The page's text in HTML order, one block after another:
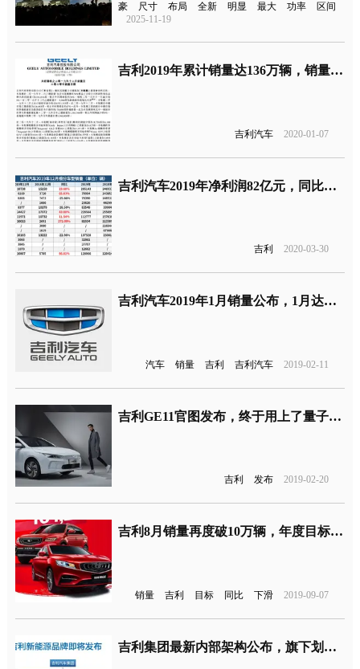
豪
尺寸 布局 全新 明显 最大 功率
区间
2025-11-19
吉利2019年累计销量达136万辆，销量目标得以完成
吉利汽车 2020-01-07
吉利汽车2019年净利润82亿元，同比下跌逾三成
吉利 2020-03-30
吉利汽车2019年1月销量公布，1月达到15.84万辆恢复正常水平
汽车 销量 吉利 吉利汽车 2019-02-11
吉利GE11官图发布，终于用上了量子银盾的全新车标
吉利 发布 2019-02-20
吉利8月销量再度破10万辆，年度目标仍难实现
销量 吉利 目标 同比 下滑 2019-09-07
吉利集团最新内部架构公布，旗下划分五大子品牌